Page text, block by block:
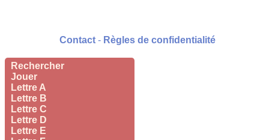
Rechercher
Jouer
Lettre A
Lettre B
Lettre C
Lettre D
Lettre E
Contact - Règles de confidentialité